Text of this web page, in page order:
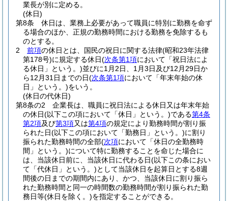
業長が別に定める。
(休日)
第8条
休日は、業務上必要があって職員に特別に勤務を命ず
る場合のほか、正規の勤務時間における勤務を免除するも
のとする。
2
前項の休日とは、国民の祝日に関する法律(昭和23年法律
第178号)に規定する休日(次条第1項において「祝日法によ
る休日」という。)並びに1月2日、1月3日及び12月29日か
ら12月31日までの日(次条第1項において「年末年始の休
日」という。)をいう。
(休日の代休日)
第8条の2
企業長は、職員に祝日法による休日又は年末年始
の休日(以下この項において「休日」という。)である第4条
第2項及び第3項又は第4項の規定により勤務時間が割り振
られた日(以下この項において「勤務日」という。)に割り
振られた勤務時間の全部(次項において「休日の全勤務時
間」という。)について特に勤務することを命じた場合に
は、当該休日前に、当該休日に代わる日(以下この条におい
て「代休日」という。)として当該休日を起算日とする8週
間後の日までの期間内にあり、かつ、当該休日に割り振ら
れた勤務時間と同一の時間数の勤務時間が割り振られた勤
務日等(休日を除く。)を指定することができる。